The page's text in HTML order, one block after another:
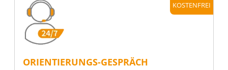
KOSTENFREI
ORIENTIERUNGS-GESPRÄCH